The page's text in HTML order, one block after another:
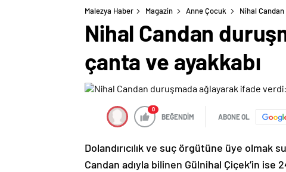
Malezya Haber Magazin Anne Çocuk Nihal
Nihal Candan
çanta ve ayakkabı
0
BEĞENDİM ABONE OL
Dolandırıcılık ve suç örgütüne üye olmak
Candan adıyla bilinen Gülnihal Çiçek’in ise